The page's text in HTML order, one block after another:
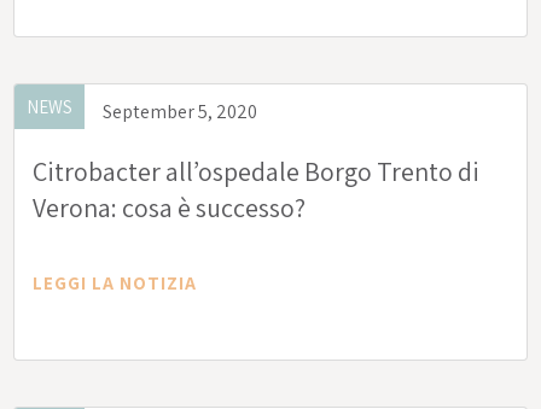
NEWS September 5, 2020
Citrobacter all’ospedale Borgo Trento di
Verona: cosa è successo?
LEGGI LA NOTIZIA